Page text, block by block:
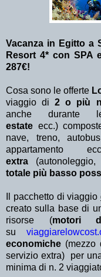
Vacanza in Egitto a
Resort 4* con SPA
287€!
Cosa sono le offerte
viaggio di2 o più
anche
estate ecc.)
nave, treno,
extra
totale più basso
Il pacchetto di viaggio
creato sulla base di
risorse (motori
su
economiche (mezzo
servizio extra)
per
minima di n. 2